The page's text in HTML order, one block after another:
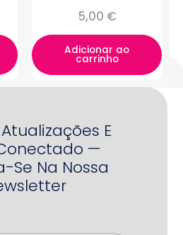
5,00 €
Adicionar ao
carrinho
E
—
Se Na Nossa